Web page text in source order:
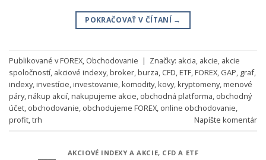
POKRAČOVAŤ V ČÍTANÍ →
Publikované vFOREX, Obchodovanie | Značky: akcia, akcie, akcie
spoločností, akciové indexy,broker,burza, CFD,ETF,FOREX, GAP, graf,
indexy,investície,investovanie,komodity,kovy,kryptomeny,menové
páry,nákup akcií,nakupujeme akcie, obchodná platforma, obchodný
účet, obchodovanie, obchodujeme FOREX, online obchodovanie,
profit,trh Napíšte komentár
AKCIOVÉ INDEXY A AKCIE, CFD A ETF